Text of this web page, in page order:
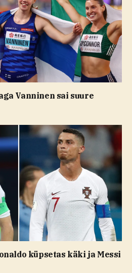
Vanninen sai suure
küpsetas käki ja Messi